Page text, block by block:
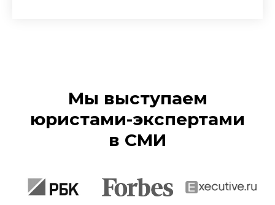
Мы выступаем
юристами-экспертами
в СМИ